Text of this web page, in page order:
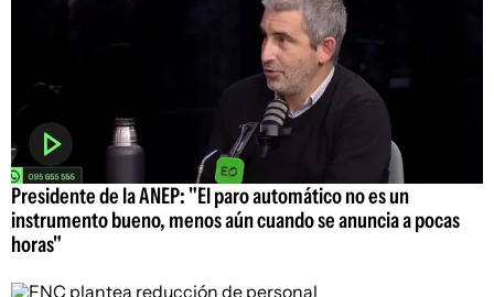
Presidente de la ANEP: "El paro automático no es un
instrumento bueno, menos aún cuando se anuncia a pocas
horas"